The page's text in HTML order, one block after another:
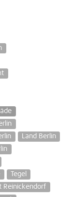
Land Berlin
Tegel
Reinickendorf